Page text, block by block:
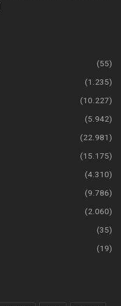
(55)
(1.235)
(10.227)
(5.942)
(22.981)
(15.175)
(4.310)
(9.786)
(2.060)
(35)
(19)